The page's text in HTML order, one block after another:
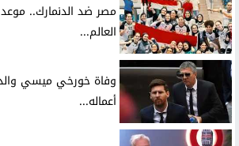
مصر ضد الدنمارك.. موعد
العالم...
وفاة خورخي ميسي
أعماله...